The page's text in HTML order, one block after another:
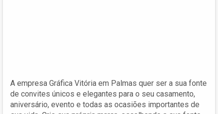
A empresa Gráfica Vitória em Palmas quer ser a sua fonte
de convites únicos e elegantes para o seu casamento,
aniversário, evento e todas as ocasiões importantes de